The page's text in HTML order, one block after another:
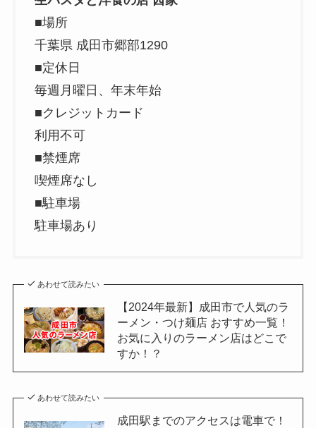
■場所
千葉県 成田市郷部1290
■定休日
毎週月曜日、年末年始
■クレジットカード
利用不可
■禁煙席
喫煙席なし
■駐車場
駐車場あり
あわせて読みたい
【2024年最新】成田市で人気のラ
ーメン・つけ麺店 おすすめ一覧！
お気に入りのラーメン店はどこで
すか！？
あわせて読みたい
成田駅までのアクセスは電車で！